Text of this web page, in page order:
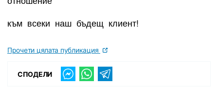
към всеки наш бъдещ клиент!
Прочети цялата публикация
СПОДЕЛИ